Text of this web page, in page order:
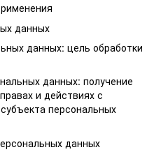
данных
данных: цель обработки
данных: получение
и действиях с
персональных
данных